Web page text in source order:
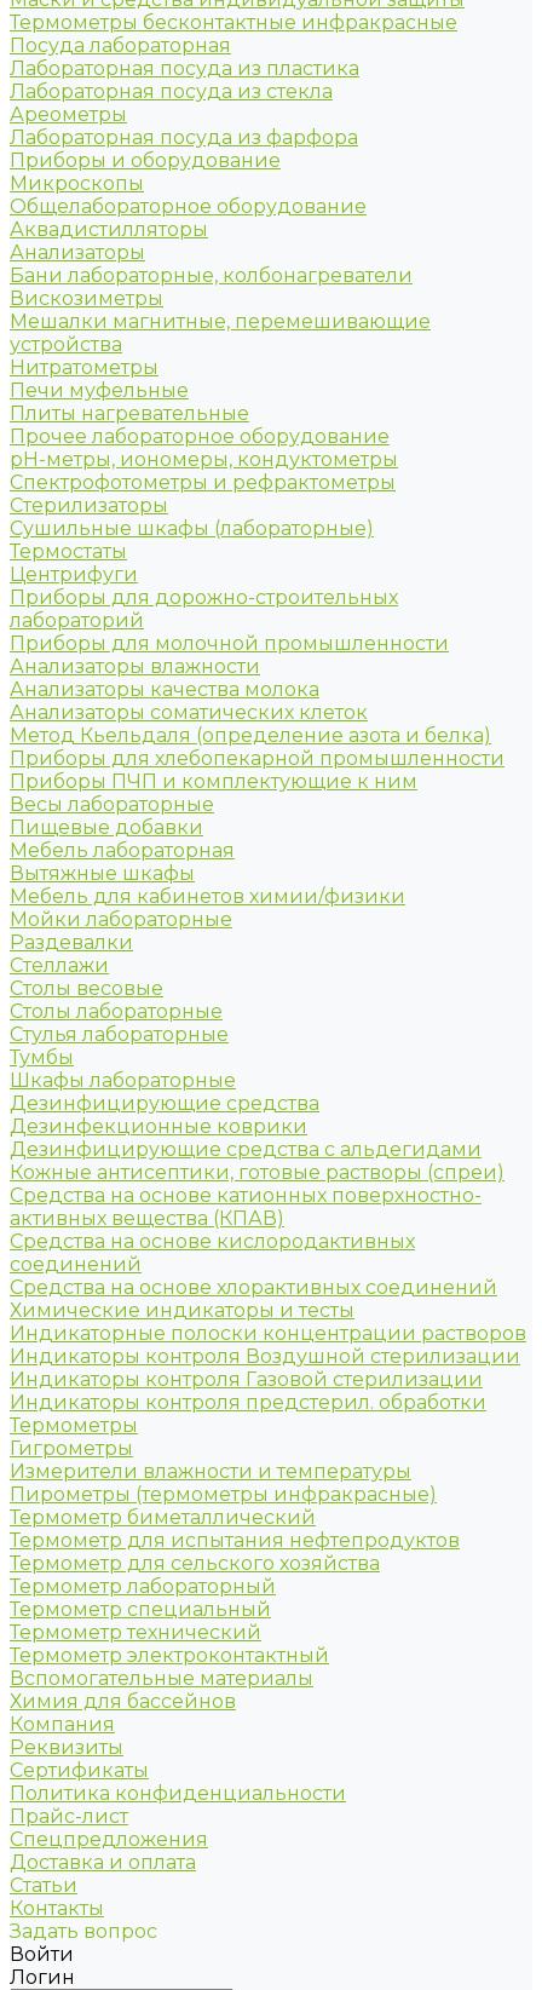
Термометры бесконтактные инфракрасные
Посуда лабораторная
Лабораторная посуда из пластика
Лабораторная посуда из стекла
Ареометры
Лабораторная посуда из фарфора
Приборы и оборудование
Микроскопы
Общелабораторное оборудование
Аквадистилляторы
Анализаторы
Бани лабораторные, колбонагреватели
Вискозиметры
Мешалки магнитные, перемешивающие
устройства
Нитратометры
Печи муфельные
Плиты нагревательные
Прочее лабораторное оборудование
рН-метры, иономеры, кондуктометры
Спектрофотометры и рефрактометры
Стерилизаторы
Сушильные шкафы (лабораторные)
Термостаты
Центрифуги
Приборы для дорожно-строительных
лабораторий
Приборы для молочной промышленности
Анализаторы влажности
Анализаторы качества молока
Анализаторы соматических клеток
Метод Кьельдаля (определение азота и белка)
Приборы для хлебопекарной промышленности
Приборы ПЧП и комплектующие к ним
Весы лабораторные
Пищевые добавки
Мебель лабораторная
Вытяжные шкафы
Мебель для кабинетов химии/физики
Мойки лабораторные
Раздевалки
Стеллажи
Столы весовые
Столы лабораторные
Стулья лабораторные
Тумбы
Шкафы лабораторные
Дезинфицирующие средства
Дезинфекционные коврики
Дезинфицирующие средства с альдегидами
Кожные антисептики, готовые растворы (спреи)
Средства на основе катионных поверхностно-
активных вещества (КПАВ)
Средства на основе кислородактивных
соединений
Средства на основе хлорактивных соединений
Химические индикаторы и тесты
Индикаторные полоски концентрации растворов
Индикаторы контроля Воздушной стерилизации
Индикаторы контроля Газовой стерилизации
Индикаторы контроля предстерил. обработки
Термометры
Гигрометры
Измерители влажности и температуры
Пирометры (термометры инфракрасные)
Термометр биметаллический
Термометр для испытания нефтепродуктов
Термометр для сельского хозяйства
Термометр лабораторный
Термометр специальный
Термометр технический
Термометр электроконтактный
Вспомогательные материалы
Химия для бассейнов
Компания
Реквизиты
Сертификаты
Политика конфиденциальности
Прайс-лист
Спецпредложения
Доставка и оплата
Статьи
Контакты
Задать вопрос
Войти
Логин